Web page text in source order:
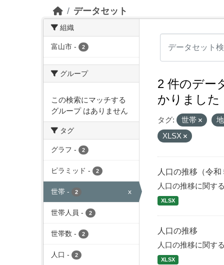
データセット
組織
富山市 - 2
グループ
この検索にマッチする
グループ はありません
タグ
グラフ - 2
ピラミッド - 2
世帯 - 2 x
世帯人員 - 2
世帯数 - 2
人口 - 2
2 件のデー
かりました
タグ: 世帯
XLSX
人口の推移（令和
人口の推移に関す
XLSX
人口の推移
人口の推移に関す
XLSX